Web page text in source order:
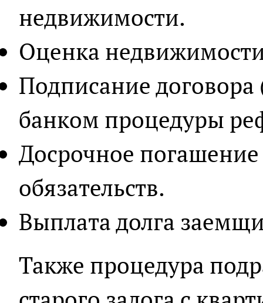
недвижимости.
Оценка
Подписание договора
банком процедуры
Досрочное
обязательств.
Выплата долга
Также процедура